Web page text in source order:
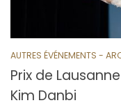
AUTRES ÉVÉNEMENTS -
Prix de
Kim Danbi